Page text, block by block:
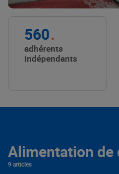
560
adhérents
indépendants
Alimentation de
9 articles